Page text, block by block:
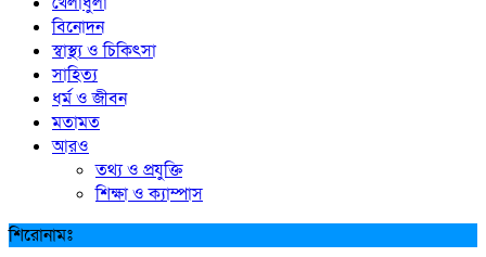
বিনোদন
স্বাস্থ্য ও চিকিৎসা
সাহিত্য
ধর্ম ও জীবন
মতামত
আরও
তথ্য ও প্রযুক্তি
শিক্ষা ও ক্যাম্পাস
শিরোনামঃ